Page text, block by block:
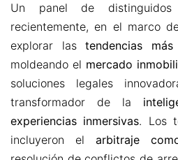
Un panel de
recientemente, en el marco
explorar lastendencias más
moldeando el mercado
soluciones legales
transformador de la
experiencias inmersivas. Los
incluyeron el arbitraje